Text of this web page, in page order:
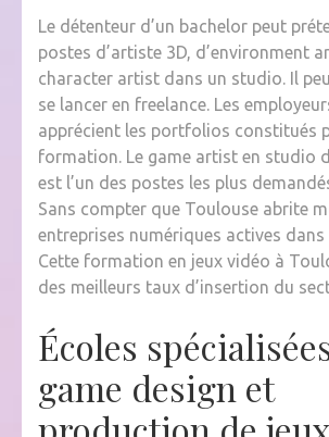
Le détenteur d’un bachelor peut
postes d’artiste 3D, d’environment
character artist dans un studio. Il
se lancer en freelance. Les
apprécient les portfolios constitués
formation. Le game artist en studio
est l’un des postes les plus
Sans compter que Toulouse abrite
entreprises numériques actives dans
Cette formation en jeux vidéo à
des meilleurs taux d’insertion du
Écoles
game design et